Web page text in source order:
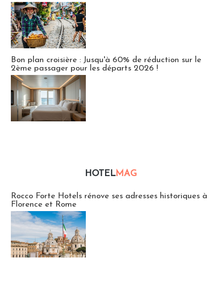
Bon plan croisière : Jusqu'à 60% de réduction sur le
2ème passager pour les départs 2026 !
HOTELMAG
Rocco Forte Hotels rénove ses adresses historiques à
Florence et Rome